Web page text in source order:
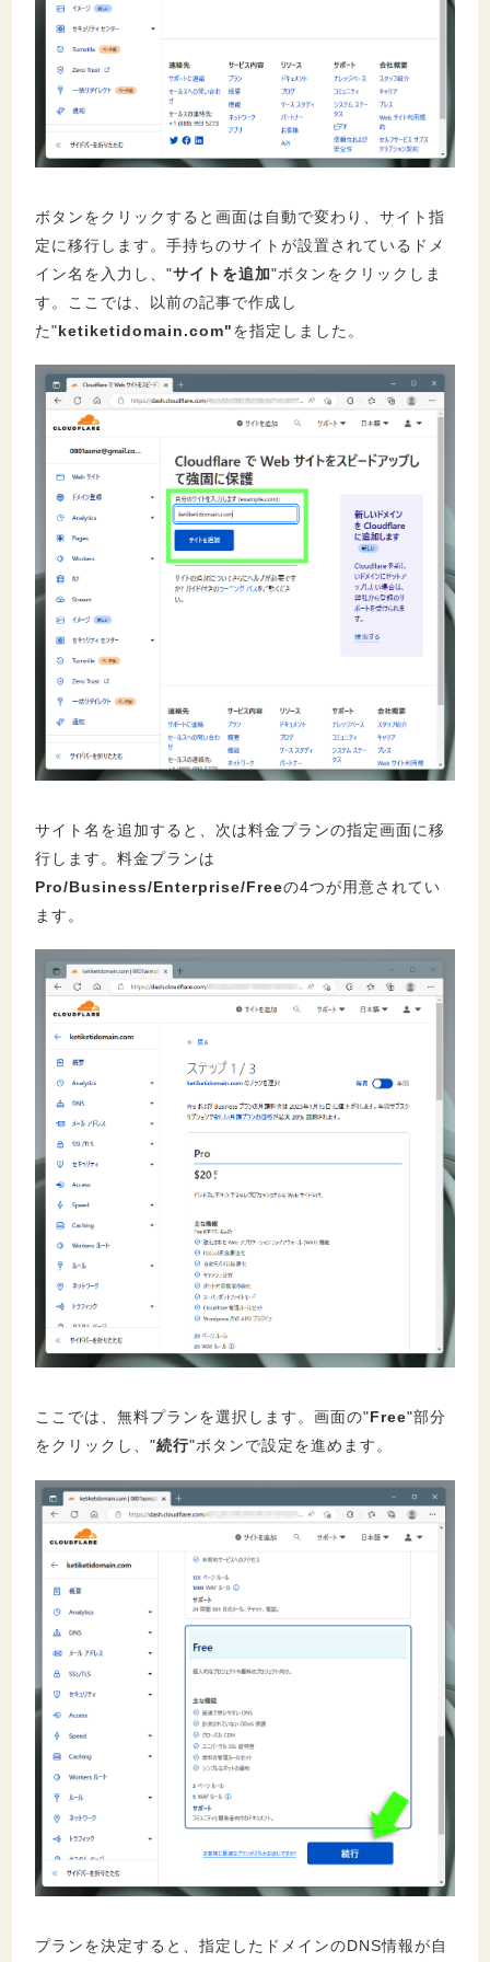
ボタンをクリックすると画面は自動で変わり、サイト指
定に移行します。手持ちのサイトが設置されているドメ
イン名を入力し、"サイトを追加"ボタンをクリックしま
す。ここでは、以前の記事で作成し
た"ketiketidomain.com"を指定しました。
サイト名を追加すると、次は料金プランの指定画面に移
行します。料金プランは
Pro/Business/Enterprise/Freeの4つが用意されてい
ます。
ここでは、無料プランを選択します。画面の"Free"部分
をクリックし、"続行"ボタンで設定を進めます。
プランを決定すると、指定したドメインのDNS情報が自